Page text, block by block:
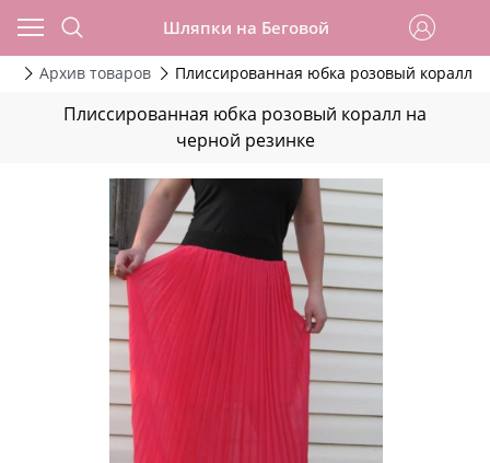
Шляпки на Беговой
Архив товаров Плиссированная юбка розовый коралл
Плиссированная юбка розовый коралл на
черной резинке